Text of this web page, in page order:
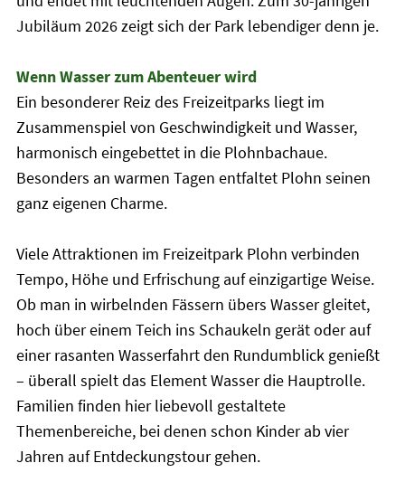
Jubiläum 2026 zeigt sich der Park lebendiger denn je.
Wenn Wasser zum Abenteuer wird
Ein besonderer Reiz des Freizeitparks liegt im
Zusammenspiel von Geschwindigkeit und Wasser,
harmonisch eingebettet in die Plohnbachaue.
Besonders an warmen Tagen entfaltet Plohn seinen
ganz eigenen Charme.
Viele Attraktionen im Freizeitpark Plohn verbinden
Tempo, Höhe und Erfrischung auf einzigartige Weise.
Ob man in wirbelnden Fässern übers Wasser gleitet,
hoch über einem Teich ins Schaukeln gerät oder auf
einer rasanten Wasserfahrt den Rundumblick genießt
– überall spielt das Element Wasser die Hauptrolle.
Familien finden hier liebevoll gestaltete
Themenbereiche, bei denen schon Kinder ab vier
Jahren auf Entdeckungstour gehen.